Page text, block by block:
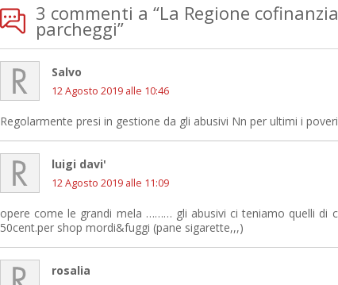
3 commenti a “La Regione
parcheggi”
Salvo
12 Agosto 2019 alle 10:46
Regolarmente presi in gestione da gli abusivi Nn per ultimi i
luigi davi'
12 Agosto 2019 alle 11:09
opere come le grandi mela ……… gli abusivi ci teniamo quelli di
50cent.per shop mordi&fuggi (pane sigarette,,,)
rosalia